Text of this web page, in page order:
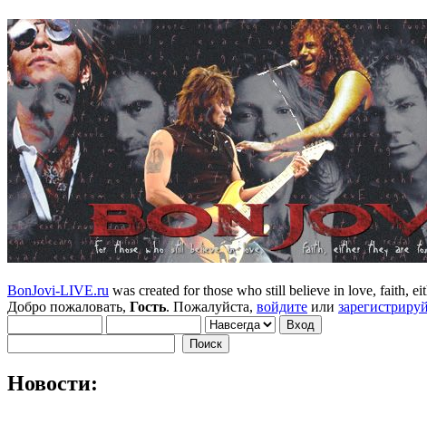
BonJovi-LIVE.ru was created for those who still believe in love, faith,
Добро пожаловать, Гость. Пожалуйста, войдите или
Новости: